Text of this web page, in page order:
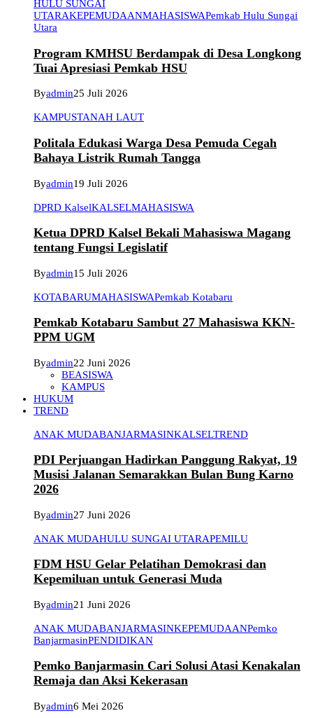
HULU SUNGAI
UTARAKEPEMUDAANMAHASISWAPemkab Hulu Sungai
Utara
Program KMHSU Berdampak di Desa Longkong
Tuai Apresiasi Pemkab HSU
Byadmin25 Juli 2026
KAMPUSTANAH LAUT
Politala Edukasi Warga Desa Pemuda Cegah
Bahaya Listrik Rumah Tangga
Byadmin19 Juli 2026
DPRD KalselKALSELMAHASISWA
Ketua DPRD Kalsel Bekali Mahasiswa Magang
tentang Fungsi Legislatif
Byadmin15 Juli 2026
KOTABARUMAHASISWAPemkab Kotabaru
Pemkab Kotabaru Sambut 27 Mahasiswa KKN-
PPM UGM
Byadmin22 Juni 2026
BEASISWA
KAMPUS
HUKUM
TREND
ANAK MUDABANJARMASINKALSELTREND
PDI Perjuangan Hadirkan Panggung Rakyat, 19
Musisi Jalanan Semarakkan Bulan Bung Karno
2026
Byadmin27 Juni 2026
ANAK MUDAHULU SUNGAI UTARAPEMILU
FDM HSU Gelar Pelatihan Demokrasi dan
Kepemiluan untuk Generasi Muda
Byadmin21 Juni 2026
ANAK MUDABANJARMASINKEPEMUDAANPemko
BanjarmasinPENDIDIKAN
Pemko Banjarmasin Cari Solusi Atasi Kenakalan
Remaja dan Aksi Kekerasan
Byadmin6 Mei 2026